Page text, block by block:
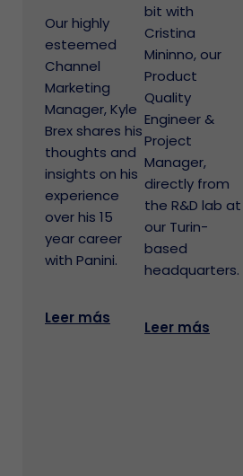
Our highly
esteemed
Channel
Marketing
Manager, Kyle
Brex shares his
thoughts and
insights on his
experience
over his 15
year career
with Panini.
Leer más
bit with
Cristina
Mininno, our
Product
Quality
Engineer &
Project
Manager,
directly from
the R&D lab at
our Turin-
based
headquarters.
Leer más